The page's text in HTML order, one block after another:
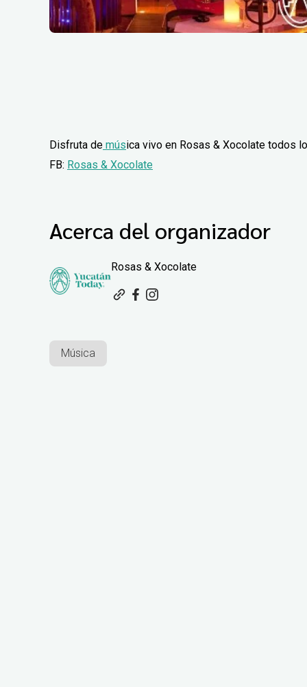
Disfruta de música vivo en Rosas & Xocolate todos
FB: Rosas & Xocolate
Acerca del organizador
Rosas & Xocolate
Música